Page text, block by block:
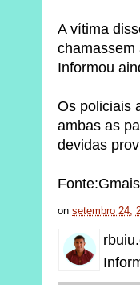
A vítima
Informou
Os policiais
ambas as
devidas
onsetembro 24,